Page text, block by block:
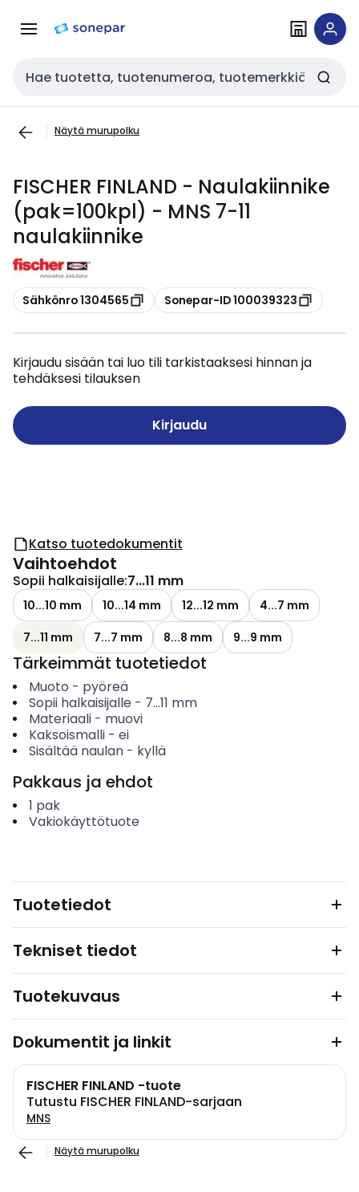
navigointiinsisältöön
Haku
Näytä murupolku
FISCHER FINLAND - Naulakiinnike
(pak=100kpl) - MNS 7-11
naulakiinnike
Kopioi
Sähkönro 1304565 Kopioi
Sonepar-ID 100039323
Kirjaudu sisään tai luo tili tarkistaaksesi hinnan ja
tehdäksesi tilauksen
Kirjaudu
Katso tuotedokumentit
Vaihtoehdot
Sopii halkaisijalle:7...11 mm
10...10 mm 10...14 mm 12...12 mm
4...7 mm
7...11 mm
7...7 mm 8...8 mm 9...9 mm
Tärkeimmät tuotetiedot
Muoto - pyöreä
Sopii halkaisijalle - 7...11 mm
Materiaali- muovi
Kaksoismalli- ei
Sisältää naulan- kyllä
Pakkaus ja ehdot
1 pak
Vakiokäyttötuote
Tuotetiedot
Tekniset tiedot
Tuotekuvaus
Dokumentit ja linkit
FISCHER FINLAND -tuote
Tutustu FISCHER FINLAND-sarjaan
MNS
Näytä murupolku